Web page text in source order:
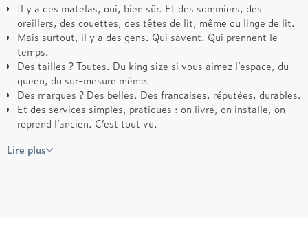
Il y a des matelas, oui, bien sûr. Et des sommiers, des
oreillers, des couettes, des têtes de lit, même du linge de lit.
Mais surtout, il y a des gens. Qui savent. Qui prennent le
temps.
Des tailles ? Toutes. Du king size si vous aimez l’espace, du
queen, du sur-mesure même.
Des marques ? Des belles. Des françaises, réputées, durables.
Et des services simples, pratiques : on livre, on installe, on
reprend l’ancien. C’est tout vu.
Changer de literie, ce n’est pas un luxe. C’est une façon de
Lire plus